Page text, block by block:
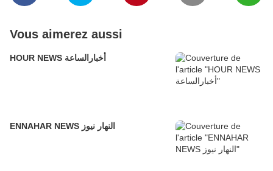
Vous aimerez aussi
HOUR NEWS أخبارالساعة
ENNAHAR NEWS النهار نيوز